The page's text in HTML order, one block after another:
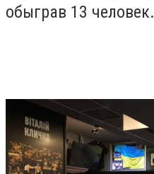
обыграв 13 человек.